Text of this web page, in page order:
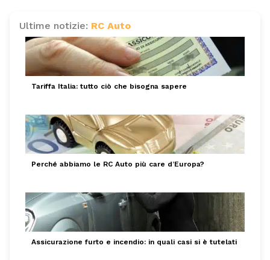
Ultime notizie: RC Auto
Tariffa Italia: tutto ciò che bisogna sapere
Perché abbiamo le RC Auto più care d’Europa?
Assicurazione furto e incendio: in quali casi si è tutelati